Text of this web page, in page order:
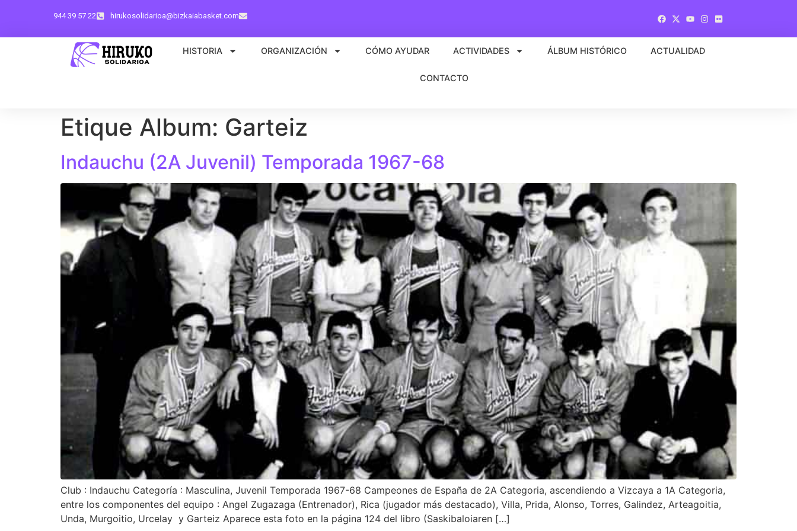
944 39 57 22 hirukosolidarioa@bizkaiabasket.com
HISTORIA ORGANIZACIÓN CÓMO AYUDAR ACTIVIDADES ÁLBUM HISTÓRICO ACTUALIDAD
CONTACTO
Etique Album: Garteiz
Indauchu (2A Juvenil) Temporada 1967-68
Club : Indauchu Categoría : Masculina, Juvenil Temporada 1967-68 Campeones de España de 2A Categoria, ascendiendo a Vizcaya a 1A Categoria,
entre los componentes del equipo : Angel Zugazaga (Entrenador), Rica (jugador más destacado), Villa, Prida, Alonso, Torres, Galindez, Arteagoitia,
Unda, Murgoitio, Urcelay y Garteiz Aparece esta foto en la página 124 del libro (Saskibaloiaren […]